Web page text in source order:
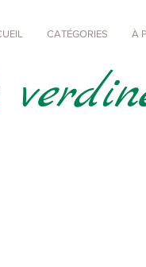
CATÉGORIES À